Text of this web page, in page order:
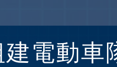
建電動車